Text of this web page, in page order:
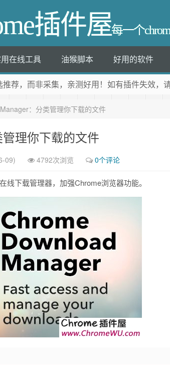
插件屋每一个
在线工具 油猴脚本 好用的软件
推荐，而非采集，亲测好用！如有插件失效，
：分类管理你下载的文件
理你下载的文件
09) 4792次浏览 0个评论
下载管理器，加强Chrome浏览器功能。